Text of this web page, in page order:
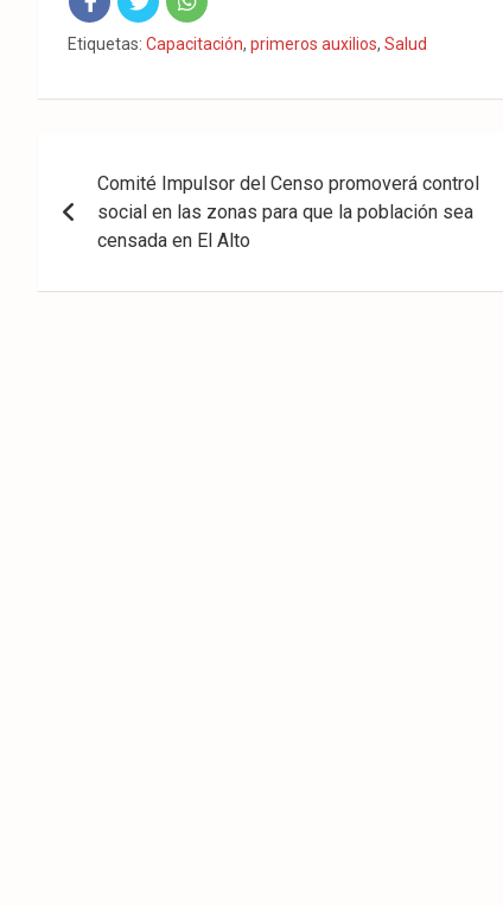
Fac Twit Wha
Etiquetas: Capacitación, primeros auxilios, Salud
de
entradas
Comité Impulsor del Censo promoverá control
social en las zonas para que la población sea
censada en El Alto